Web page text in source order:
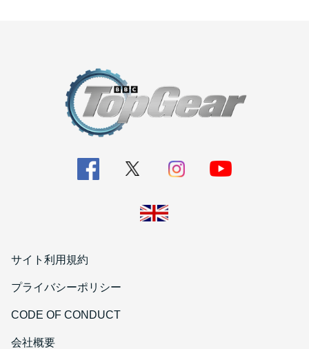
サイト利用規約
プライバシーポリシー
CODE OF CONDUCT
会社概要